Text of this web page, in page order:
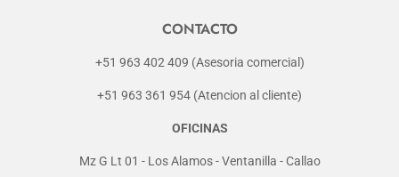
CONTACTO
+51 963 402 409 (Asesoria comercial)
+51 963 361 954 (Atencion al cliente)
OFICINAS
Mz G Lt 01 - Los Alamos - Ventanilla - Callao